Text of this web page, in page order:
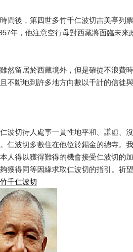
間後，第四世多竹千仁波切吉美亭列
年，他注意空行母對西藏將面臨未
然留居於西藏境外，但是確從不浪費
不斷地到許多地方向數以千計的信徒
波切待人處事一貫性地平和、謙虛、
仁波切多數住在他位於錫金的總寺。
人得以獲得難得的機會接受仁波切的
獲得同等因緣求取仁波切的指引。祈
千仁波切